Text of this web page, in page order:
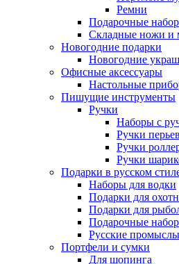
Ремни
Подарочные
Складные ножи и
Новогодние подарки
Новогодние
Офисные аксессуары
Настольные
Пишущие инструменты
Ручки
Наборы с
Ручки
Ручки
Ручки
Подарки в русском
Наборы для водки
Подарки для
Подарки для
Подарочные
Русские промыслы
Портфели и сумки
Для шопинга